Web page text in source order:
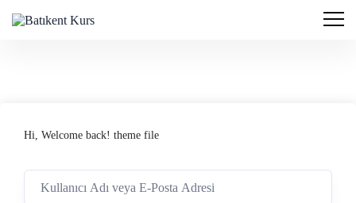
Hi, Welcome back! theme file